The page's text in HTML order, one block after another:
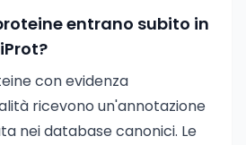
entrano subito in
con evidenza
ricevono un'annotazione
nei database canonici. Le